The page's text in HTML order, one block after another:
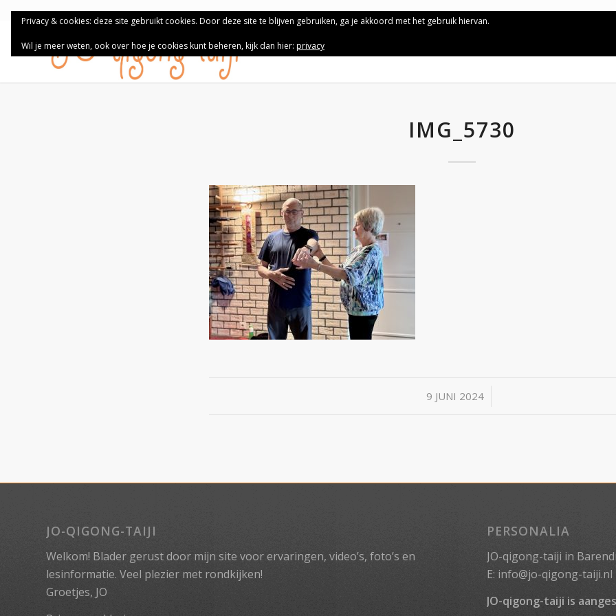
IMG_5730
9 JUNI 2024
/
JO-QIGONG-TAIJI
Welkom! Blader gerust door mijn site voor ervaringen, video’s, foto’s en
lesinformatie. Veel plezier met rondkijken!
Groetjes, JO
PERSONALIA
JO-qigong-taiji in
E: info@jo-qigong-taiji.nl
JO-qigong-taiji is
Privacy & cookies: deze site gebruikt cookies. Door deze site te blijven gebruiken, ga je akkoord met het gebruik hiervan.
Wil je meer weten, ook over hoe je cookies kunt beheren, kijk dan hier: privacy